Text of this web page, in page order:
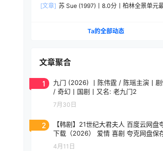
[文章] 苏 Sue (1997)丨8.0分丨柏林全景单元
Ta的全部动态
文章聚合
1
九门 (2026) 丨陈伟霆 / 陈瑶主演丨
/ 奇幻丨国剧丨又名: 老九门2
7月30日
2
【韩剧】21世纪大君夫人 百度云网盘
下载（2026） 爱情 喜剧 夸克网盘保
4月11日